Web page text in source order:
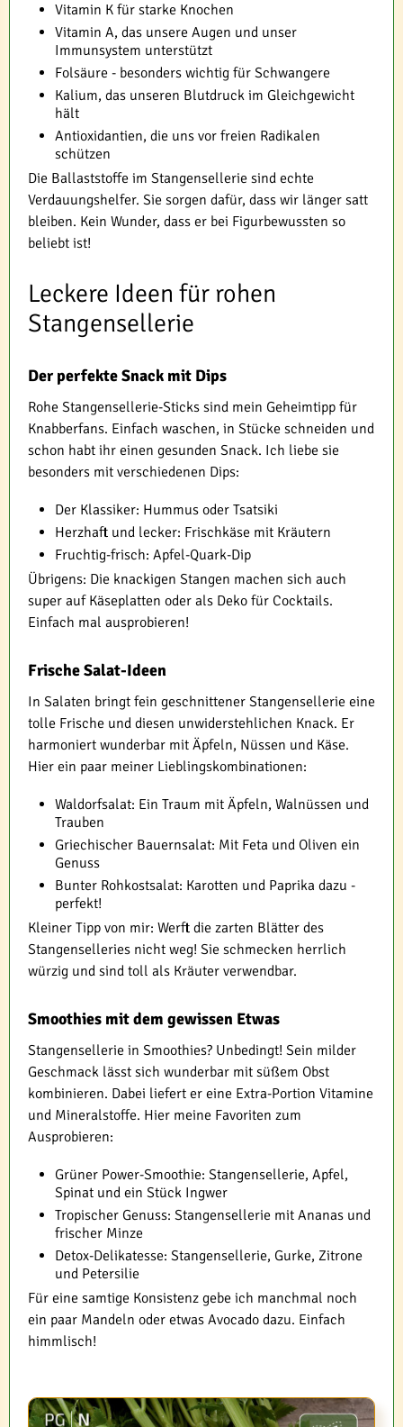
Vitamin K für starke Knochen
Vitamin A, das unsere Augen und unser
Immunsystem unterstützt
Folsäure - besonders wichtig für Schwangere
Kalium, das unseren Blutdruck im Gleichgewicht
hält
Antioxidantien, die uns vor freien Radikalen
schützen
Die Ballaststoffe im Stangensellerie sind echte
Verdauungshelfer. Sie sorgen dafür, dass wir länger satt
bleiben. Kein Wunder, dass er bei Figurbewussten so
beliebt ist!
Leckere Ideen für rohen
Stangensellerie
Der perfekte Snack mit Dips
Rohe Stangensellerie-Sticks sind mein Geheimtipp für
Knabberfans. Einfach waschen, in Stücke schneiden und
schon habt ihr einen gesunden Snack. Ich liebe sie
besonders mit verschiedenen Dips:
Der Klassiker: Hummus oder Tsatsiki
Herzhaft und lecker: Frischkäse mit Kräutern
Fruchtig-frisch: Apfel-Quark-Dip
Übrigens: Die knackigen Stangen machen sich auch
super auf Käseplatten oder als Deko für Cocktails.
Einfach mal ausprobieren!
Frische Salat-Ideen
In Salaten bringt fein geschnittener Stangensellerie eine
tolle Frische und diesen unwiderstehlichen Knack. Er
harmoniert wunderbar mit Äpfeln, Nüssen und Käse.
Hier ein paar meiner Lieblingskombinationen:
Waldorfsalat: Ein Traum mit Äpfeln, Walnüssen und
Trauben
Griechischer Bauernsalat: Mit Feta und Oliven ein
Genuss
Bunter Rohkostsalat: Karotten und Paprika dazu -
perfekt!
Kleiner Tipp von mir: Werft die zarten Blätter des
Stangenselleries nicht weg! Sie schmecken herrlich
würzig und sind toll als Kräuter verwendbar.
Smoothies mit dem gewissen Etwas
Stangensellerie in Smoothies? Unbedingt! Sein milder
Geschmack lässt sich wunderbar mit süßem Obst
kombinieren. Dabei liefert er eine Extra-Portion Vitamine
und Mineralstoffe. Hier meine Favoriten zum
Ausprobieren:
Grüner Power-Smoothie: Stangensellerie, Apfel,
Spinat und ein Stück Ingwer
Tropischer Genuss: Stangensellerie mit Ananas und
frischer Minze
Detox-Delikatesse: Stangensellerie, Gurke, Zitrone
und Petersilie
Für eine samtige Konsistenz gebe ich manchmal noch
ein paar Mandeln oder etwas Avocado dazu. Einfach
himmlisch!